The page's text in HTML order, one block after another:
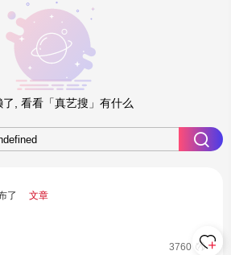
了, 看看「真艺搜」有什么
了 文章
3760